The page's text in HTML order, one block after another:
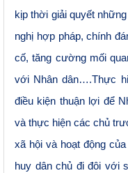
kịp thời giải quyết
nghị hợp pháp, chính
cố, tăng cường mối
với Nhân dân….Thực
điều kiện thuận lợi để
và thực hiện các chủ
xã hội và hoạt động
huy dân chủ đi đôi với